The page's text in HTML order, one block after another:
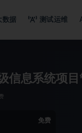
数据 测试运维
信息系统项目
免费